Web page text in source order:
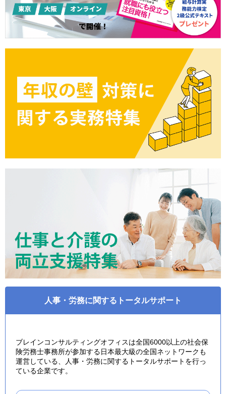
人事・労務に関するトータルサポート
ブレインコンサルティングオフィスは全国6000以上の社会保
険労務士事務所が参加する日本最大級の全国ネットワークも
運営している、人事・労務に関するトータルサポートを行っ
ている企業です。